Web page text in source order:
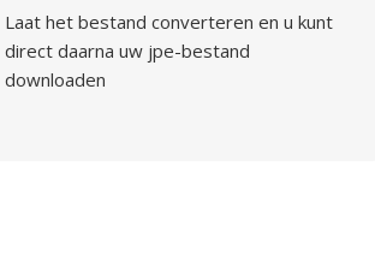
Laat het bestand converteren en u kunt
direct daarna uw jpe-bestand
downloaden